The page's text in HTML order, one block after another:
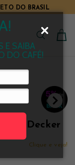
E SAIBA
DO CAFÉ!
DO BRASIL
Clique e veja!